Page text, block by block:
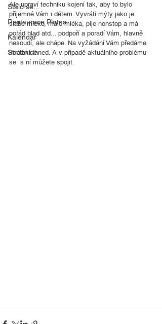
Stalo se...
Restaurace Plotna
Kalendář
Strážnice
Ale upraví techniku kojení tak, aby to bylo
příjemné Vám i dětem. Vyvrátí mýty jako je
slabé mléko, málo mléka, pije nonstop a má
pořád hlad atd... podpoří a poradí Vám, hlavně
nesoudí, ale chápe. Na vyžádání Vám předáme
kontakt ihned. A v případě aktuálního problému
se  s ní můžete spojit.